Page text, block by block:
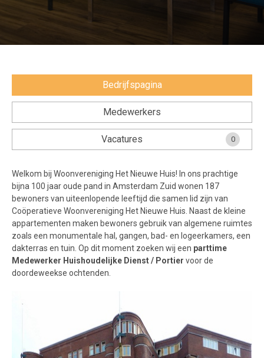
Voorwaarden & privacy
Bedrijfspagina
Medewerkers
Vacatures 0
Welkom bij Woonvereniging Het Nieuwe Huis! In ons prachtige
bijna 100 jaar oude pand in Amsterdam Zuid wonen 187
bewoners van uiteenlopende leeftijd die samen lid zijn van
Coöperatieve Woonvereniging Het Nieuwe Huis. Naast de kleine
appartementen maken bewoners gebruik van algemene ruimtes
zoals een monumentale hal, gangen, bad- en logeerkamers, een
dakterras en tuin. Op dit moment zoeken wij een parttime
Medewerker Huishoudelijke Dienst / Portier voor de
doordeweekse ochtenden.